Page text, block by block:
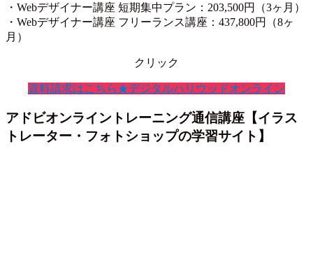
・Webデザイナー講座 短期集中プラン：203,500円（3ヶ月）
・Webデザイナー講座 フリーランス講座：437,800円（8ヶ
月）
クリック
資料請求はこちら★デジタルハリウッドオンライン
アドビオンライントレーニング通信講座【イラス
トレーター・フォトショップの学習サイト】